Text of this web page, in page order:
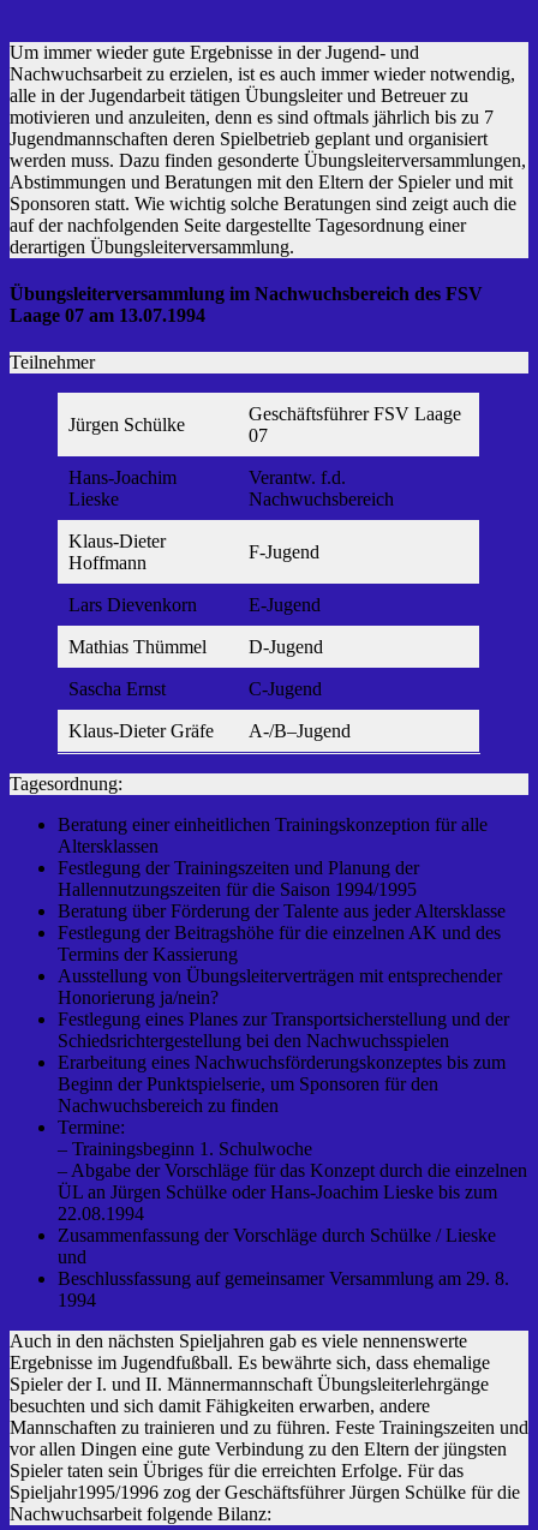
Um immer wieder gute Ergebnisse in der Jugend- und
Nachwuchsarbeit zu erzielen, ist es auch immer wieder notwendig,
alle in der Jugendarbeit tätigen Übungsleiter und Betreuer zu
motivieren und anzuleiten, denn es sind oftmals jährlich bis zu 7
Jugendmannschaften deren Spielbetrieb geplant und organisiert
werden muss. Dazu finden gesonderte Übungsleiterversammlungen,
Abstimmungen und Beratungen mit den Eltern der Spieler und mit
Sponsoren statt. Wie wichtig solche Beratungen sind zeigt auch die
auf der nachfolgenden Seite dargestellte Tagesordnung einer
derartigen Übungsleiterversammlung.
Übungsleiterversammlung im Nachwuchsbereich des FSV
Laage 07 am 13.07.1994
Teilnehmer
Jürgen Schülke
Geschäftsführer FSV Laage
07
Hans-Joachim
Lieske
Verantw. f.d.
Nachwuchsbereich
Klaus-Dieter
Hoffmann
F-Jugend
Lars Dievenkorn E-Jugend
Mathias Thümmel D-Jugend
Sascha Ernst C-Jugend
Klaus-Dieter Gräfe A-/B–Jugend
Tagesordnung:
Beratung einer einheitlichen Trainingskonzeption für alle
Altersklassen
Festlegung der Trainingszeiten und Planung der
Hallennutzungszeiten für die Saison 1994/1995
Beratung über Förderung der Talente aus jeder Altersklasse
Festlegung der Beitragshöhe für die einzelnen AK und des
Termins der Kassierung
Ausstellung von Übungsleiterverträgen mit entsprechender
Honorierung ja/nein?
Festlegung eines Planes zur Transportsicherstellung und der
Schiedsrichtergestellung bei den Nachwuchsspielen
Erarbeitung eines Nachwuchsförderungskonzeptes bis zum
Beginn der Punktspielserie, um Sponsoren für den
Nachwuchsbereich zu finden
Termine:
– Trainingsbeginn 1. Schulwoche
– Abgabe der Vorschläge für das Konzept durch die einzelnen
ÜL an Jürgen Schülke oder Hans-Joachim Lieske bis zum
22.08.1994
Zusammenfassung der Vorschläge durch Schülke / Lieske
und
Beschlussfassung auf gemeinsamer Versammlung am 29. 8.
1994
Auch in den nächsten Spieljahren gab es viele nennenswerte
Ergebnisse im Jugendfußball. Es bewährte sich, dass ehemalige
Spieler der I. und II. Männermannschaft Übungsleiterlehrgänge
besuchten und sich damit Fähigkeiten erwarben, andere
Mannschaften zu trainieren und zu führen. Feste Trainingszeiten und
vor allen Dingen eine gute Verbindung zu den Eltern der jüngsten
Spieler taten sein Übriges für die erreichten Erfolge. Für das
Spieljahr1995/1996 zog der Geschäftsführer Jürgen Schülke für die
Nachwuchsarbeit folgende Bilanz: